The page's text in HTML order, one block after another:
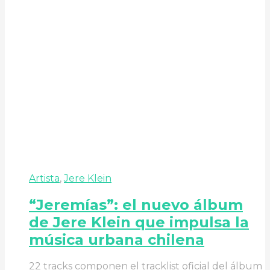
Artista,Jere Klein
“Jeremías”: el nuevo álbum
de Jere Klein que impulsa la
música urbana chilena
22 tracks componen el tracklist oficial del álbum